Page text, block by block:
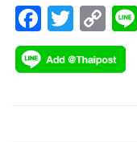
F
ac
e
T
wi
tt
C
o
p